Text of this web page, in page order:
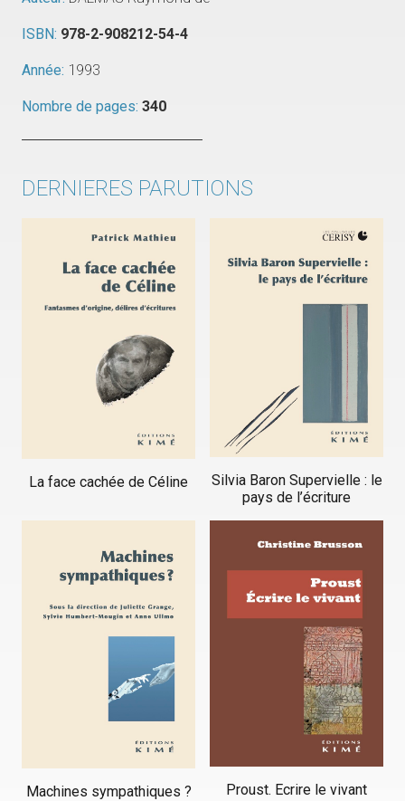
ISBN: 978-2-908212-54-4
Année: 1993
Nombre de pages: 340
DERNIERES PARUTIONS
La face cachée de Céline
Silvia Baron Supervielle : le
pays de l’écriture
Machines sympathiques ? Proust. Ecrire le vivant